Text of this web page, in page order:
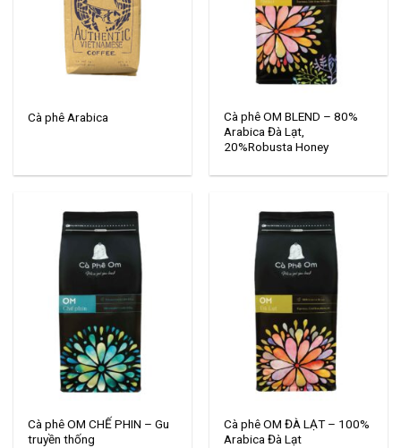
Cà phê Arabica
Cà phê OM BLEND – 80%
Arabica Đà Lạt,
20%Robusta Honey
Cà phê OM CHẾ PHIN – Gu
truyền thống
Cà phê OM ĐÀ LẠT – 100%
Arabica Đà Lạt